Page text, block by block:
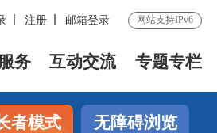
注册 邮箱登录 网站支持IPv6
务 互动交流 专题专栏
者模式 无障碍浏览